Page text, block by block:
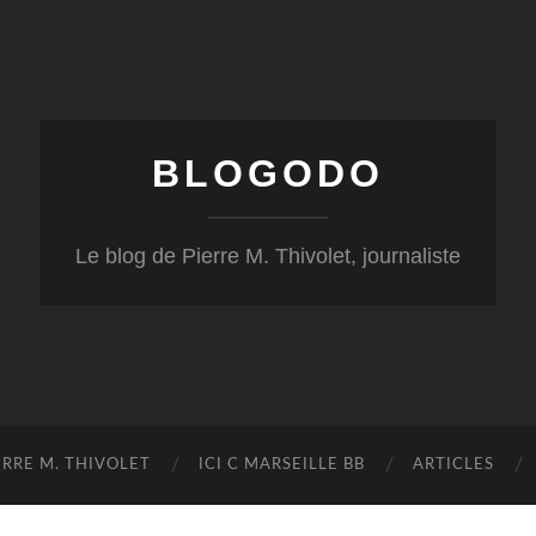
BLOGODO
Le blog de Pierre M. Thivolet, journaliste
M. THIVOLET ICI C MARSEILLE BB ARTICLES